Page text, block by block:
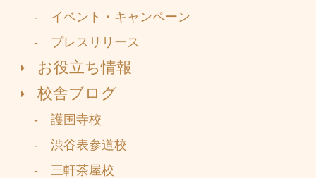
- イベント・キャンペーン
- プレスリリース
お役立ち情報
校舎ブログ
- 護国寺校
- 渋谷表参道校
- 三軒茶屋校